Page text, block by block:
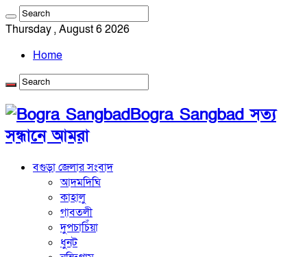
Thursday , August 6 2026
Home
Bogra Sangbad সত্য
সন্ধানে আমরা
বগুড়া জেলার সংবাদ
আদমদিঘি
কাহালু
গাবতলী
দুপচাচিঁয়া
ধুনট